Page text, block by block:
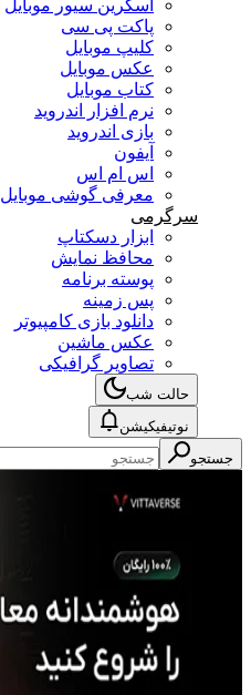
اسکرین سیور موبایل
پاکت پی سی
کلیپ موبایل
عکس موبایل
کتاب موبایل
نرم افزار اندروید
بازی اندروید
آیفون
اس ام اس
معرفی گوشی موبایل
سرگرمی
ابزار دسکتاپ
محافظ نمایش
پوسته برنامه
پس زمینه
دانلود بازی کامپیوتر
عکس ماشین
تصاویر گرافیکی
حالت شب
نوتیفیکیشن
جستجو